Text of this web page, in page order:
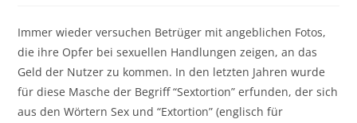
Immer wieder versuchen Betrüger mit angeblichen Fotos,
die ihre Opfer bei sexuellen Handlungen zeigen, an das
Geld der Nutzer zu kommen. In den letzten Jahren wurde
für diese Masche der Begriff “Sextortion” erfunden, der sich
aus den Wörtern Sex und “Extortion” (englisch für